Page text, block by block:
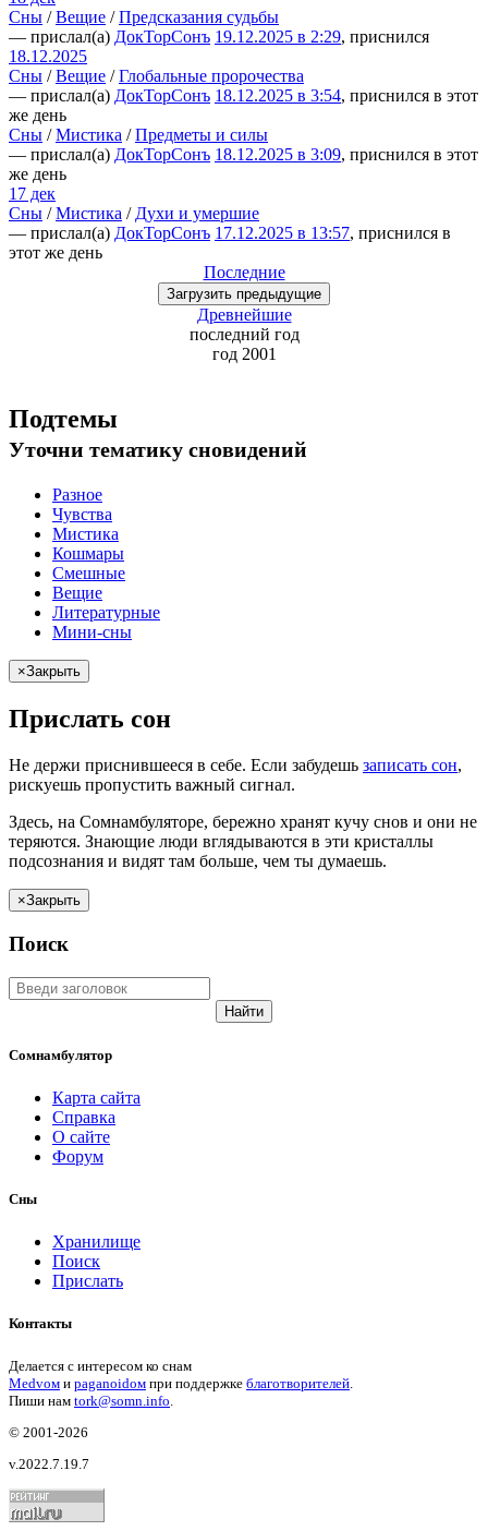
Сны /Вещие /Предсказания судьбы
— прислал(а) ДокТорСонъ 19.12.2025 в 2:29, приснился
18.12.2025
Сны /Вещие /Глобальные пророчества
— прислал(а) ДокТорСонъ 18.12.2025 в 3:54, приснился в этот
же день
Сны /Мистика /Предметы и силы
— прислал(а) ДокТорСонъ 18.12.2025 в 3:09, приснился в этот
же день
17 дек
Сны /Мистика / Духи и умершие
— прислал(а) ДокТорСонъ 17.12.2025 в 13:57, приснился в
этот же день
Последние
Загрузить предыдущие
Древнейшие
последний год
год 2001
Подтемы
Уточни тематику сновидений
Разное
Чувства
Мистика
Кошмары
Смешные
Вещие
Литературные
Мини-сны
×Закрыть
Прислать сон
Не держи приснившееся в себе. Если забудешь записать сон,
рискуешь пропустить важный сигнал.
Здесь, на Сомнамбуляторе, бережно хранят кучу снов и они не
теряются. Знающие люди вглядываются в эти кристаллы
подсознания и видят там больше, чем ты думаешь.
×Закрыть
Поиск
Найти
Сомнамбулятор
Карта сайта
Справка
О сайте
Форум
Сны
Хранилище
Поиск
Прислать
Контакты
Делается с интересом ко снам
Medvом и paganoidом при поддержке благотворителей
Пиши нам tork@somn.info
© 2001 -2026
v.2022.7.19.7